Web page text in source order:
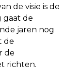
de visie is de
gaat de
jaren nog
de
de
richten.